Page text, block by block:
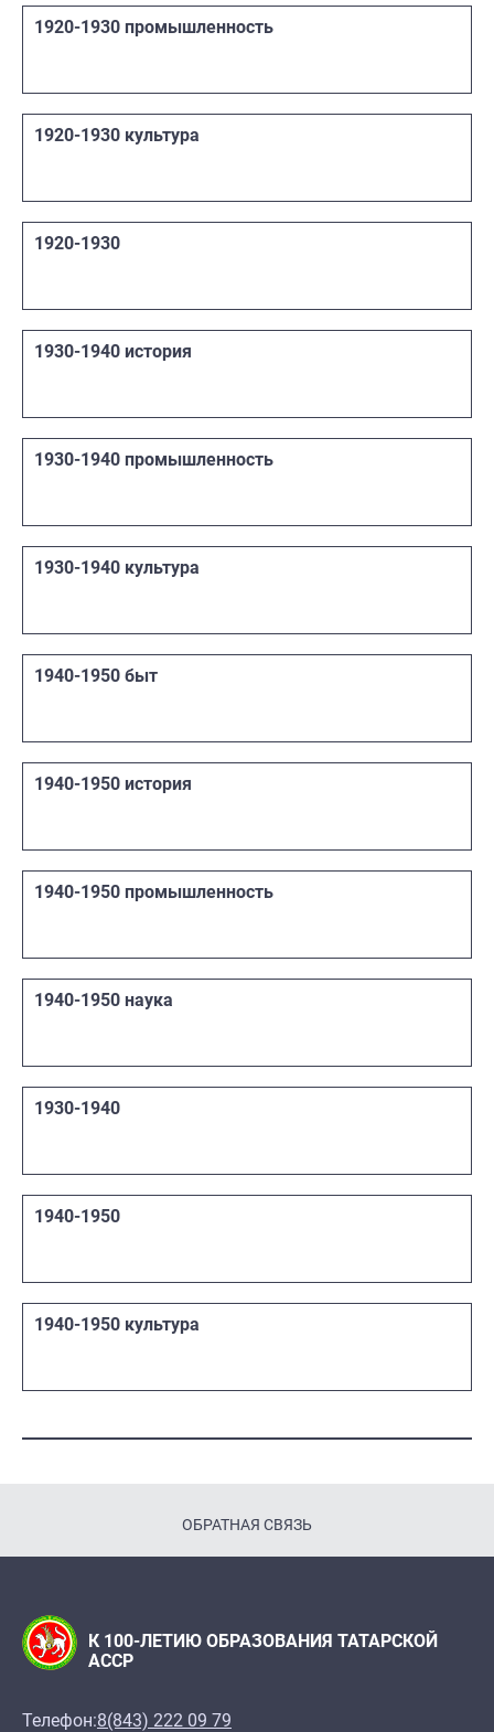
1920-1930 промышленность
1920-1930 культура
1920-1930
1930-1940 история
1930-1940 промышленность
1930-1940 культура
1940-1950 быт
1940-1950 история
1940-1950 промышленность
1940-1950 наука
1930-1940
1940-1950
1940-1950 культура
ОБРАТНАЯ СВЯЗЬ
К 100-ЛЕТИЮ ОБРАЗОВАНИЯ ТАТАРСКОЙ
АССР
Телефон:8(843) 222 09 79